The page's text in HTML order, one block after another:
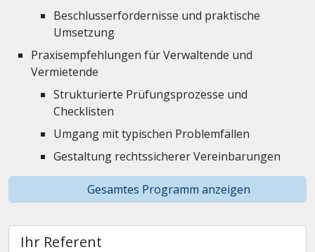
Beschlusserfordernisse und praktische
Umsetzung
Praxisempfehlungen für Verwaltende und
Vermietende
Strukturierte Prüfungsprozesse und
Checklisten
Umgang mit typischen Problemfällen
Gestaltung rechtssicherer Vereinbarungen
Gesamtes Programm anzeigen
Ihr Referent